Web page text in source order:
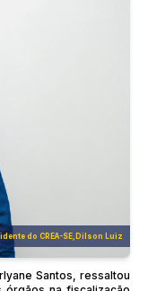
do CREA-SE,Dilson Luiz
Santos, ressaltou